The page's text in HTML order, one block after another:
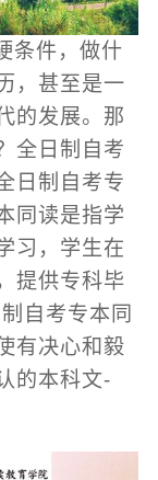
条件，做什
，甚至是一
的发展。那
全日制自考
日制自考专
同读是指学
习，学生在
提供专科毕
自考专本同
有决心和毅
的本科文-